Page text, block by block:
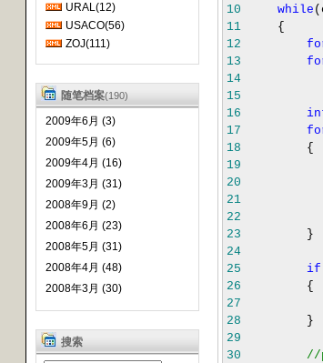
URAL(12)
USACO(56)
ZOJ(111)
随笔档案(190)
2009年6月 (3)
2009年5月 (6)
2009年4月 (16)
2009年3月 (31)
2008年9月 (2)
2008年6月 (23)
2008年5月 (31)
2008年4月 (48)
2008年3月 (30)
搜索
10
while
11
{
12
13
14
15
16
17
18
{
19
20
21
22
23
}
24
25
if
26
{
27
28
}
29
30
//